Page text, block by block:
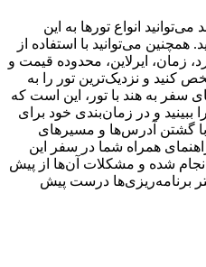
انواع تورها به این
می‌توانید با استفاده از
زمان، ایرلاین، محدوده قیمت و
کنید و نزدیک‌ترین تور را به
سفر به هند با تور، این است که
را ببینید و در زمان‌بندی خود برای
با گشتن آدرس‌ها و مسیرهای
همراه شما در سفر این
شده و مشکلات آن‌ها از پیش
برنامه‌ریزی‌ها درست پیش